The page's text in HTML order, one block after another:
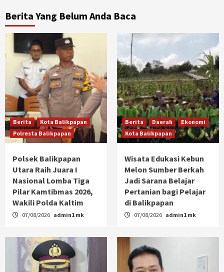
Berita Yang Belum Anda Baca
Berita
Kota Balikpapan
Polresta Balikpapan
Polsek Balikpapan
Utara Raih Juara I
Nasional Lomba Tiga
Pilar Kamtibmas 2026,
Wakili Polda Kaltim
07/08/2026 admin1 mk
Berita Daerah
Ekonomi
Kota Balikpapan
Wisata Edukasi Kebun
Melon Sumber Berkah
Jadi Sarana Belajar
Pertanian bagi Pelajar
di Balikpapan
07/08/2026 admin1 mk